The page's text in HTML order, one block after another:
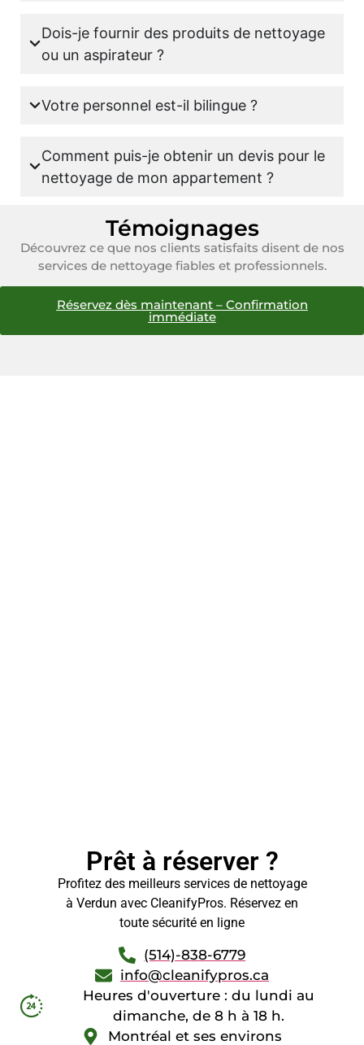
Dois-je fournir des produits de nettoyage
ou un aspirateur ?
Votre personnel est-il bilingue ?
Comment puis-je obtenir un devis pour le
nettoyage de mon appartement ?
Témoignages
Découvrez ce que nos clients satisfaits disent de nos
services de nettoyage fiables et professionnels.
Réservez dès maintenant – Confirmation
immédiate
Prêt à réserver ?
Profitez des meilleurs services de nettoyage
à Verdun avec CleanifyPros. Réservez en
toute sécurité en ligne
(514)-838-6779
info@cleanifypros.ca
Heures d'ouverture : du lundi au
dimanche, de 8 h à 18 h.
Montréal et ses environs